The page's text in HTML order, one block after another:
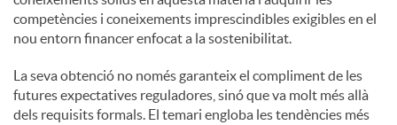
competències i coneixements imprescindibles exigibles en el
nou entorn financer enfocat a la sostenibilitat.
La seva obtenció no només garanteix el compliment de les
futures expectatives reguladores, sinó que va molt més allà
dels requisits formals. El temari engloba les tendències més